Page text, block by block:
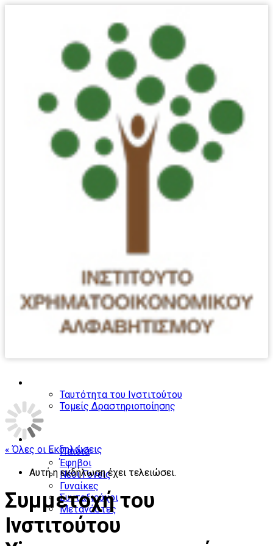
Ταυτότητα του Ινστιτούτου
Τομείς Δραστηριοποίησης
Παιδιά
Έφηβοι
Νέοι Γονείς
Γυναίκες
Συνταξιούχοι
Μετανάστες
« Όλες οι Εκδηλώσεις
Αυτή η εκδήλωση έχει τελειώσει.
Συμμετοχή του
Ινστιτούτου